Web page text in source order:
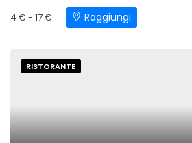
4 € - 17 € Raggiungi
RISTORANTE